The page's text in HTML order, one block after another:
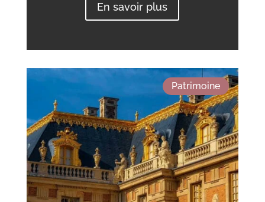
En savoir plus
Patrimoine